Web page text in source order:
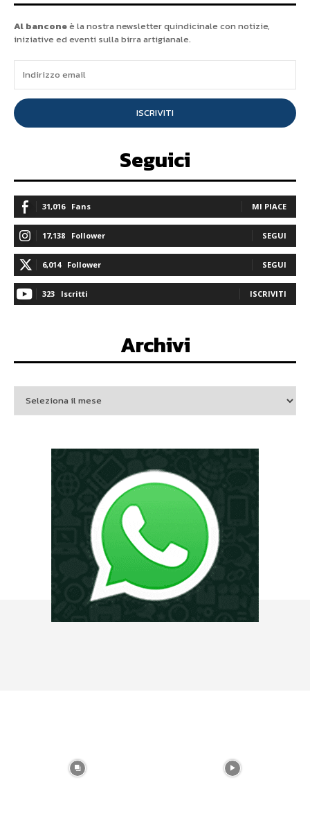
Al banconeè la nostra newsletter quindicinale con notizie,
iniziative ed eventi sulla birra artigianale.
ISCRIVITI
Seguici
31,016 Fans MI PIACE
17,138 Follower SEGUI
6,014 Follower SEGUI
323 Iscritti ISCRIVITI
Archivi